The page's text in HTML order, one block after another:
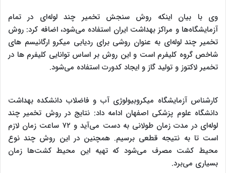
وی با بیان اینکه روش سنجش تخمیر چند لوله‌ای در تمام
آزمایشگاه‌ها و مراکز بهداشت ایران استفاده می‌شود، اضافه کرد: روش
تخمیر چند لوله‌ای به عنوان روشی برای ردیابی میکرو ارگانیسم های
شاخص گروه کلیفرم است و این روش بر اساس توانایی کلیفرم ها در
تخمیر لاکتوز و تولید گاز و ایجاد کدورت استفاده می‌شود.
کارشناس آزمایشگاه میکروبیولوژی آب و فاضلاب دانشکده بهداشت
دانشگاه علوم پزشکی اصفهان ادامه داد: نتایج در روش تخمیر چند
لوله‌ای در مدت زمان طولانی به دست می‌آید و ۷۲ ساعت زمان لازم
است تا به نتیجه قطعی برسیم. همچنین در این روش چند نوع
محیط کشت مصرف می‌شود که تهیه این محیط کشت‌ها زمان
بسیاری می‌برد.